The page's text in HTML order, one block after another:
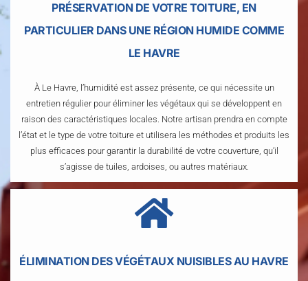
PRÉSERVATION DE VOTRE TOITURE, EN
PARTICULIER DANS UNE RÉGION HUMIDE COMME
LE HAVRE
À Le Havre, l’humidité est assez présente, ce qui nécessite un
entretien régulier pour éliminer les végétaux qui se développent en
raison des caractéristiques locales. Notre artisan prendra en compte
l’état et le type de votre toiture et utilisera les méthodes et produits les
plus efficaces pour garantir la durabilité de votre couverture, qu’il
s’agisse de tuiles, ardoises, ou autres matériaux.
ÉLIMINATION DES VÉGÉTAUX NUISIBLES AU HAVRE